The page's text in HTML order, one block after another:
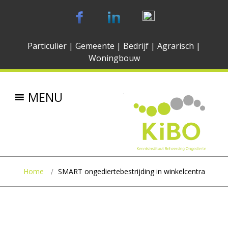
Particulier | Gemeente | Bedrijf | Agrarisch |
Woningbouw
MENU
Home SMART ongediertebestrijding in winkelcentra